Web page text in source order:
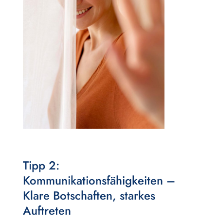
Tipp 2:
Kommunikationsfähigkeiten –
Klare Botschaften, starkes
Auftreten